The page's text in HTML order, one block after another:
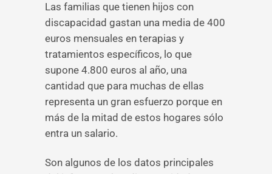
Las familias que tienen hijos con
discapacidad gastan una media de 400
euros mensuales en terapias y
tratamientos específicos, lo que
supone 4.800 euros al año, una
cantidad que para muchas de ellas
representa un gran esfuerzo porque en
más de la mitad de estos hogares sólo
entra un salario.
Son algunos de los datos principales